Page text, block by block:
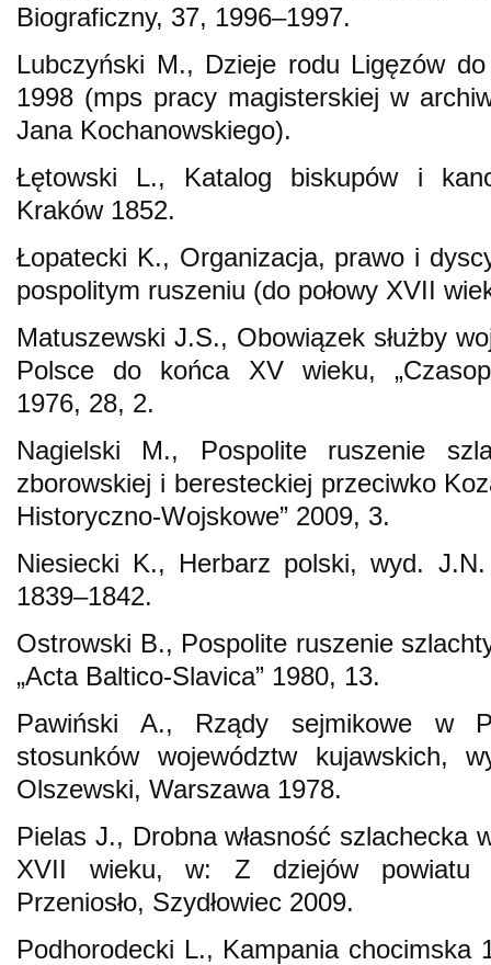
Biograficzny, 37, 1996–1997.
Lubczyński M., Dzieje rodu Ligęzów
1998 (mps pracy magisterskiej w
Jana Kochanowskiego).
Łętowski L., Katalog biskupów i
Kraków 1852.
Łopatecki K., Organizacja, prawo i
pospolitym ruszeniu (do połowy XVII
Matuszewski J.S., Obowiązek służby
Polsce do końca XV wieku,
1976, 28, 2.
Nagielski M., Pospolite ruszenie
zborowskiej i beresteckiej przeciwko
Historyczno-Wojskowe” 2009, 3.
Niesiecki K., Herbarz polski, wyd.
1839–1842.
Ostrowski B., Pospolite ruszenie
„Acta Baltico-Slavica” 1980, 13.
Pawiński A., Rządy sejmikowe w
stosunków województw
Olszewski, Warszawa 1978.
Pielas J., Drobna własność szlachecka
XVII wieku, w: Z dziejów powiatu
Przeniosło, Szydłowiec 2009.
Podhorodecki L., Kampania chocimska